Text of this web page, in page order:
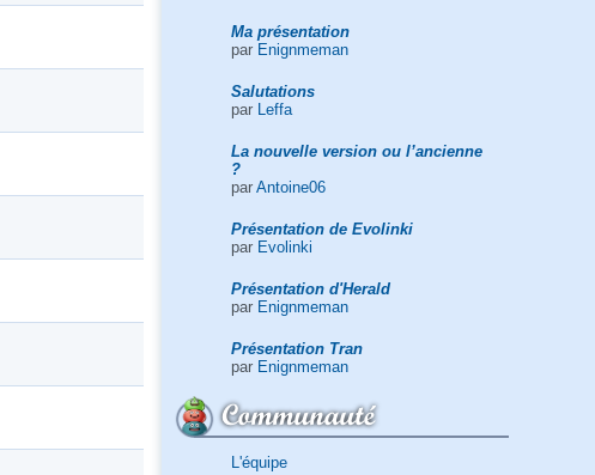
Ma présentation
par Enignmeman
Salutations
par
Leffa
La nouvelle version ou l’ancienne
?
par Antoine06
Présentation de Evolinki
par Evolinki
Présentation d'Herald
par Enignmeman
Présentation Tran
par Enignmeman
Communauté
L'équipe